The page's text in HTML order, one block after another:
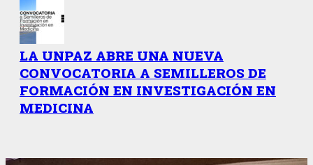
LA UNPAZ ABRE UNA NUEVA
CONVOCATORIA A SEMILLEROS DE
FORMACIÓN EN INVESTIGACIÓN EN
MEDICINA